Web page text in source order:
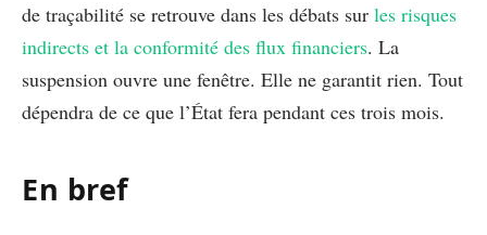
de traçabilité se retrouve dans les débats sur les risques
indirects et la conformité des flux financiers. La
suspension ouvre une fenêtre. Elle ne garantit rien. Tout
dépendra de ce que l’État fera pendant ces trois mois.
En bref